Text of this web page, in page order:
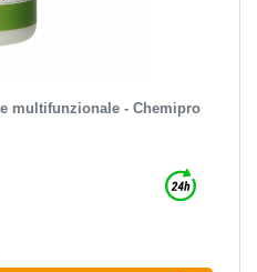
multifunzionale - Chemipro